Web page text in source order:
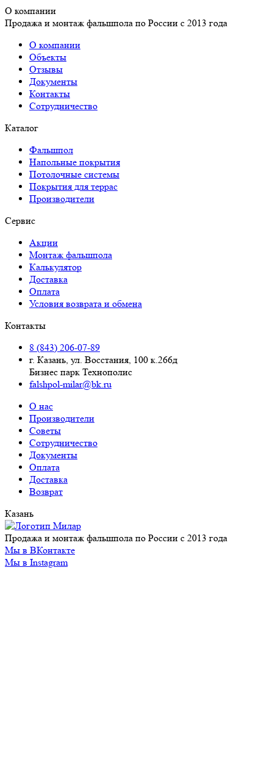
О компании
Продажа и монтаж фальшпола по России с 2013 года
О компании
Объекты
Отзывы
Документы
Контакты
Сотрудничество
Каталог
Фальшпол
Напольные покрытия
Потолочные системы
Покрытия для террас
Производители
Сервис
Акции
Монтаж фальшпола
Калькулятор
Доставка
Оплата
Условия возврата и обмена
Контакты
8 (843) 206-07-89
г. Казань, ул. Восстания, 100 к.266д
Бизнес парк Технополис
falshpol-milar@bk.ru
О нас
Производители
Советы
Сотрудничество
Документы
Оплата
Доставка
Возврат
Казань
Продажа и монтаж фальшпола по России с 2013 года
Мы в ВКонтакте
Мы в Instagram